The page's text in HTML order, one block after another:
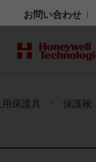
お問い合わせ
用保護具 保護靴